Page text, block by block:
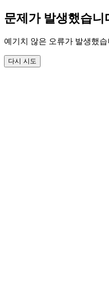
문제가 발생했습니
예기치 않은 오류가 발생했
다시 시도